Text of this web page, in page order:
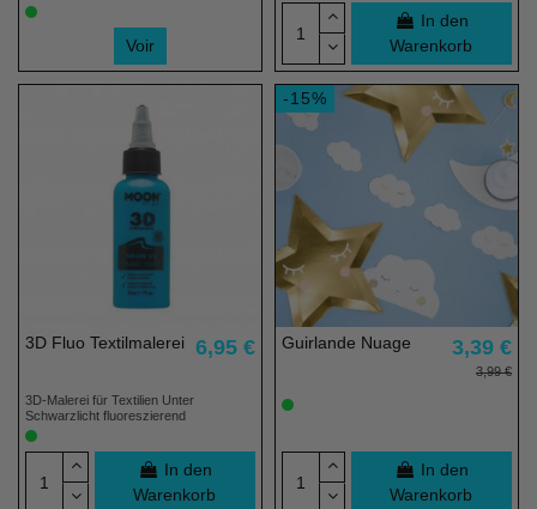
Voir
In den
Warenkorb
3D Fluo Textilmalerei 6,95 €
3D-Malerei für Textilien Unter
Schwarzlicht fluoreszierend
In den
Warenkorb
-15%
Guirlande Nuage 3,39 €
3,99 €
In den
Warenkorb